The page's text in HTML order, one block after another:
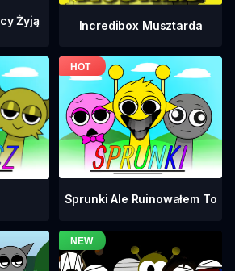
Żyją Incredibox Musztarda
Sprunki Ale Ruinowałem To